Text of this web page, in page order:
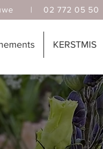
| 02 772 05
KERSTMIS